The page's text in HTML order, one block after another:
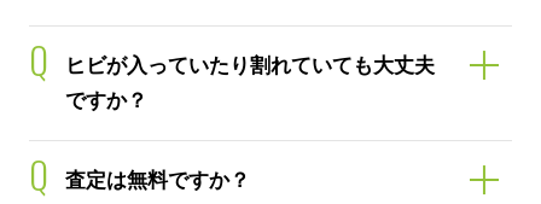
Q
ヒビが入っていたり割れていても大丈夫
ですか？
Q 査定は無料ですか？